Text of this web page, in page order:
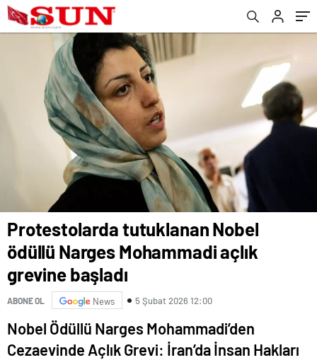
Protestolarda tutuklanan Nobel
ödüllü Narges Mohammadi açlık
grevine başladı
ABONE OL News 5 Şubat 2026 12:00
Nobel Ödüllü Narges Mohammadi’den
Cezaevinde Açlık Grevi: İran’da İnsan Hakları